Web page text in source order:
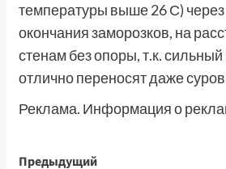
температуры выше 26 С)
окончания заморозков, на
стенам без опоры, т.к.
отлично переносят даже
Реклама. Информация о
Предыдущий